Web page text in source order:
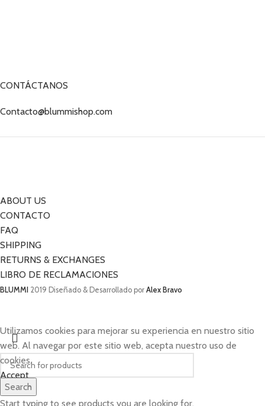
CONTÁCTANOS
Contacto@blummishop.com
ABOUT US
CONTACTO
FAQ
SHIPPING
RETURNS & EXCHANGES
LIBRO DE RECLAMACIONES
BLUMMI 2019 Diseñado & Desarrollado por Alex Bravo
Search
Start typing to see products you are looking for.
Utilizamos cookies para mejorar su experiencia en nuestro sitio
web. Al navegar por este sitio web, acepta nuestro uso de
cookies.
Accept